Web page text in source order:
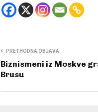
PRETHODNA OBJAVA
Biznismeni iz Moskve
Brusu